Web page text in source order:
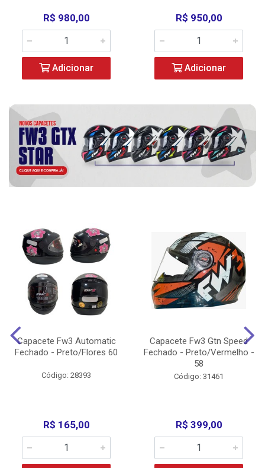
R$ 980,00
Adicionar
R$ 950,00
Adicionar
Capacete Fw3 Automatic
Fechado - Preto/Flores 60
Código: 28393
R$ 165,00
Capacete Fw3 Gtn Speed
Fechado - Preto/Vermelho -
58
Código: 31461
R$ 399,00